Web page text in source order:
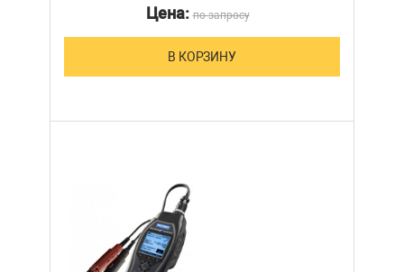
Цена:по запросу
В КОРЗИНУ